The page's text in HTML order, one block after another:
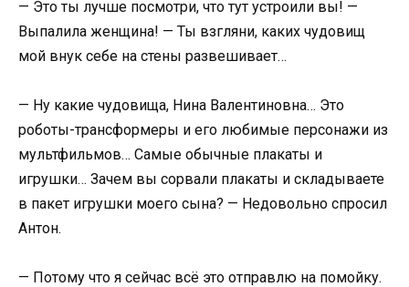
— Это ты лучше посмотри, что тут устроили вы! —
Выпалила женщина! — Ты взгляни, каких чудовищ
мой внук себе на стены развешивает…
— Ну какие чудовища, Нина Валентиновна… Это
роботы-трансформеры и его любимые персонажи из
мультфильмов… Самые обычные плакаты и
игрушки… Зачем вы сорвали плакаты и складываете
в пакет игрушки моего сына? — Недовольно спросил
Антон.
— Потому что я сейчас всё это отправлю на помойку.